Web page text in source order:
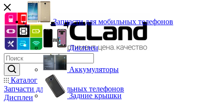
Каталог
Запчасти для мобильных телефонов
Дисплеи
Запчасти для мобильных телефонов
Дисплеи
Аккумуляторы
Задние крышки